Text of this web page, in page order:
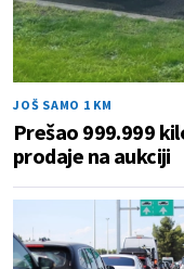
JOŠ SAMO 1 KM
Prešao 999.999
prodaje na aukciji